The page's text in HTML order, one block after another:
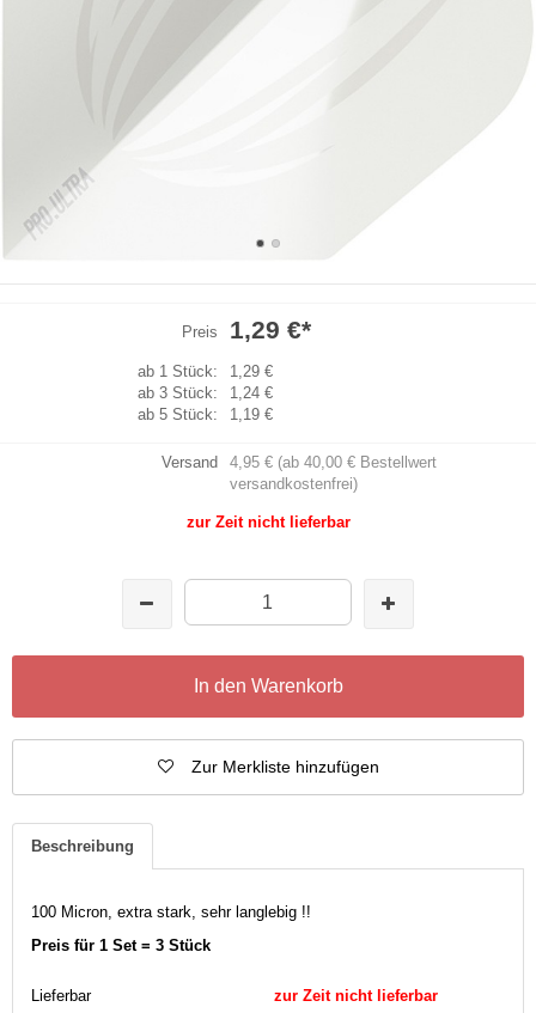
Preis 1,29 €*
ab 1 Stück:
1,29 €
ab 3 Stück:
1,24 €
ab 5 Stück:
1,19 €
Versand
4,95 € (ab 40,00 € Bestellwert
versandkostenfrei)
zur Zeit nicht lieferbar
In den Warenkorb
Zur Merkliste hinzufügen
Beschreibung
100 Micron, extra stark, sehr langlebig !!
Preis für 1 Set = 3 Stück
Lieferbar
zur Zeit nicht lieferbar